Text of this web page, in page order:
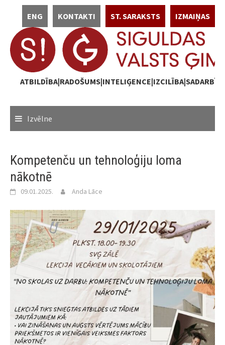
content
IZMAIŅAS
ST. SARAKSTS
KONTAKTI
ENG
Izvēlne
Kompetenču un tehnoloģiju loma
nākotnē
09.01.2025. Anda Lāce